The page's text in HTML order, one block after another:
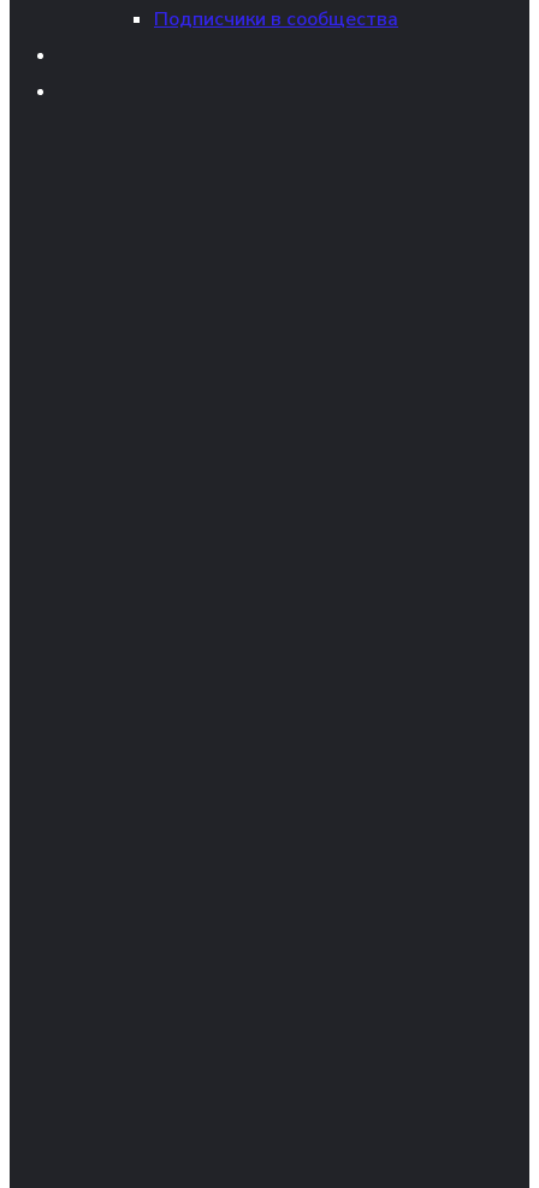
Подписчики в сообщества